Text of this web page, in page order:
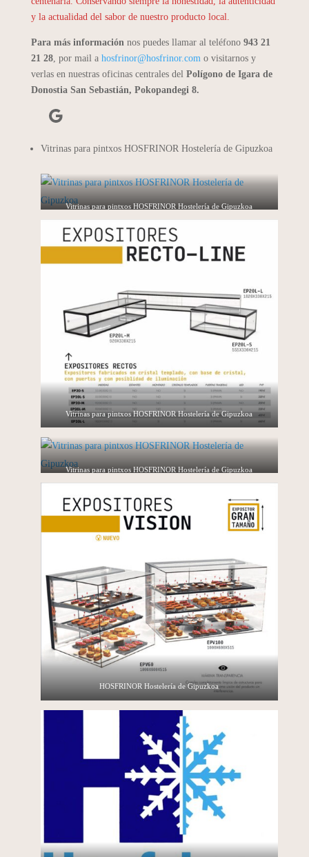
y la actualidad del sabor de nuestro producto local.
Para más informaciónnos puedes llamar al teléfono 943 21
21 28, por mail a hosfrinor@hosfrinor.como visitarnos y
verlas en nuestras oficinas centrales del Polígono de Igara de
Donostia San Sebastián, Pokopandegi 8.
Google
Vitrinas para pintxos HOSFRINOR Hostelería de Gipuzkoa
Vitrinas para pintxos HOSFRINOR Hostelería de Gipuzkoa
Vitrinas para pintxos HOSFRINOR Hostelería de Gipuzkoa
Vitrinas para pintxos HOSFRINOR Hostelería de Gipuzkoa
HOSFRINOR Hostelería de Gipuzkoa